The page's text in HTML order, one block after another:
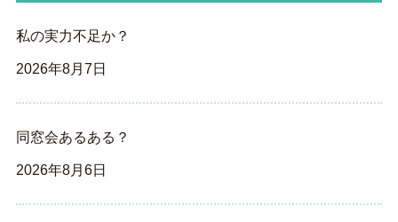
私の実力不足か？
2026年8月7日
同窓会あるある？
2026年8月6日